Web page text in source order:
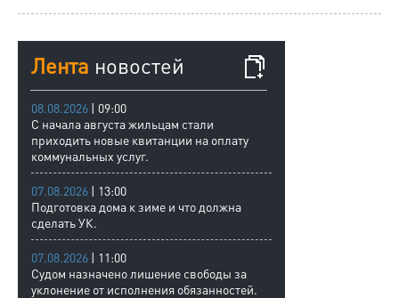
Лента новостей
08.08.2026 | 09:00
С начала августа жильцам стали
приходить новые квитанции на оплату
коммунальных услуг.
07.08.2026 | 13:00
Подготовка дома к зиме и что должна
сделать УК.
07.08.2026 | 11:00
Судом назначено лишение свободы за
уклонение от исполнения обязанностей.